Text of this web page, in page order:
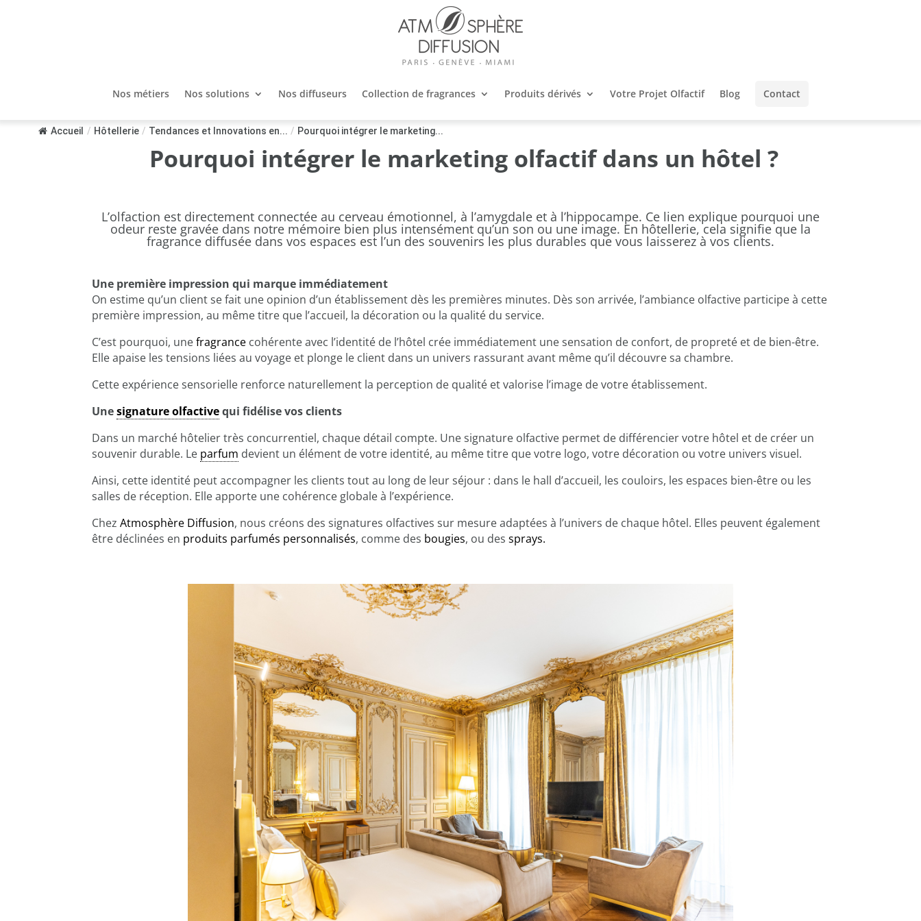
Nos métiers Nos solutions Nos diffuseurs Collection de fragrances Produits dérivés Votre Projet Olfactif Blog Contact
Accueil / Hôtellerie / Tendances et Innovations en... / Pourquoi intégrer le marketing...
Pourquoi intégrer le marketing olfactif dans un hôtel ?
L’olfaction est directement connectée au cerveau émotionnel, à l’amygdale et à l’hippocampe. Ce lien explique pourquoi une
odeur reste gravée dans notre mémoire bien plus intensément qu’un son ou une image. En hôtellerie, cela signifie que la
fragrance diffusée dans vos espaces est l’un des souvenirs les plus durables que vous laisserez à vos clients.
Une première impression qui marque immédiatement
On estime qu’un client se fait une opinion d’un établissement dès les premières minutes. Dès son arrivée, l’ambiance olfactive participe à cette
première impression, au même titre que l’accueil, la décoration ou la qualité du service.
C’est pourquoi, unefragrance cohérente avec l’identité de l’hôtel crée immédiatement une sensation de confort, de propreté et de bien-être.
Elle apaise les tensions liées au voyage et plonge le client dans un univers rassurant avant même qu’il découvre sa chambre.
Cette expérience sensorielle renforce naturellement la perception de qualité et valorise l’image de votre établissement.
Unesignature olfactivequi fidélise vos clients
Dans un marché hôtelier très concurrentiel, chaque détail compte. Une signature olfactive permet de différencier votre hôtel et de créer un
souvenir durable. Le parfum devient un élément de votre identité, au même titre que votre logo, votre décoration ou votre univers visuel.
Ainsi, cette identité peut accompagner les clients tout au long de leur séjour : dans le hall d’accueil, les couloirs, les espaces bien-être ou les
salles de réception. Elle apporte une cohérence globale à l’expérience.
ChezAtmosphère Diffusion, nous créons des signatures olfactives sur mesure adaptées à l’univers de chaque hôtel. Elles peuvent également
être déclinées en produits parfumés personnalisés, comme des bougies, ou dessprays.